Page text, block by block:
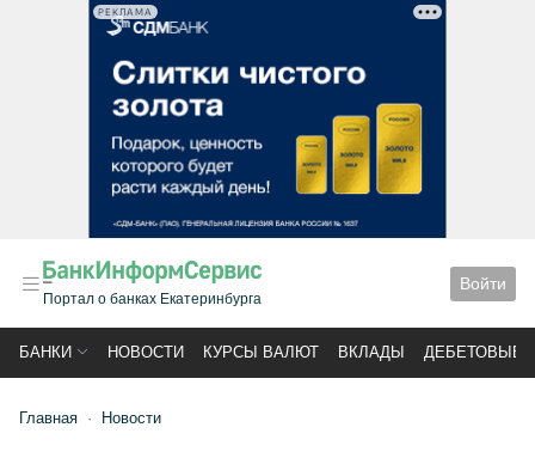
РЕКЛАМА
Портал о банках Екатеринбурга
Войти
БАНКИ НОВОСТИ КУРСЫ ВАЛЮТ ВКЛАДЫ ДЕБЕТОВЫЕ
Главная Новости